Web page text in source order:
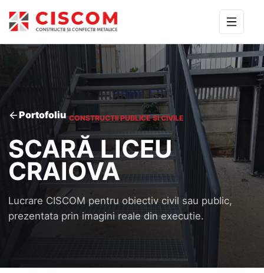
Portofoliu CONSTRUCTII PUBLICE SI CIVILE
SCARĂ LICEU
CRAIOVA
Lucrare CISCOM pentru obiectiv civil sau public,
prezentata prin imagini reale din executie.